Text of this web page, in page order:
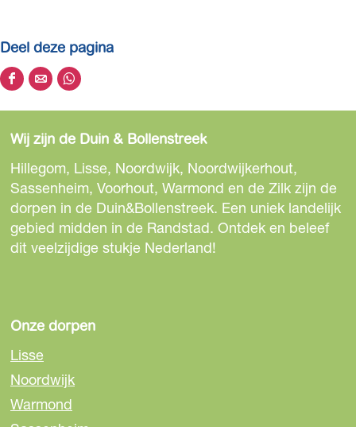
Deel deze pagina
D
e
l
d
e
z
e
p
n
a
o
p
F
D
e
l
d
e
z
e
p
n
o
p
e
D
e
l
d
e
z
e
p
n
p
W
Wij zijn de Duin & Bollenstreek
Hillegom, Lisse, Noordwijk, Noordwijkerhout,
Sassenheim, Voorhout, Warmond en de Zilk zijn de
dorpen in de Duin&Bollenstreek. Een uniek landelijk
gebied midden in de Randstad. Ontdek en beleef
dit veelzijdige stukje Nederland!
Onze dorpen
Lisse
Noordwijk
Warmond